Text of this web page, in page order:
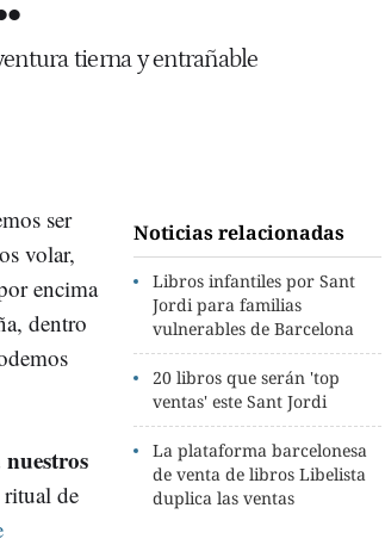
tierna y entrañable
Noticias relacionadas
Libros infantiles por Sant
Jordi para familias
vulnerables de Barcelona
20 libros que serán 'top
ventas' este Sant Jordi
La plataforma barcelonesa
de venta de libros Libelista
duplica las ventas
ser
volar,
encima
dentro
de